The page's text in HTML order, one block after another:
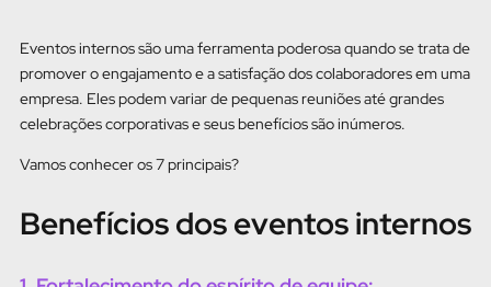
Eventos internos são uma ferramenta poderosa quando se trata de
promover o engajamento e a satisfação dos colaboradores em uma
empresa. Eles podem variar de pequenas reuniões até grandes
celebrações corporativas e seus benefícios são inúmeros.
Vamos conhecer os 7 principais?
Benefícios dos eventos internos